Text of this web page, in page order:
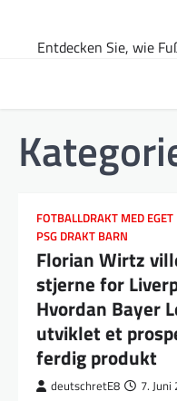
contentEntdecken Sie, wie
FOTBALLDRAKT MED
PSG DRAKT BARN
Florian Wirtz
stjerne for
Hvordan Bayer
utviklet et
ferdig produkt
deutschretE8 7. Juni